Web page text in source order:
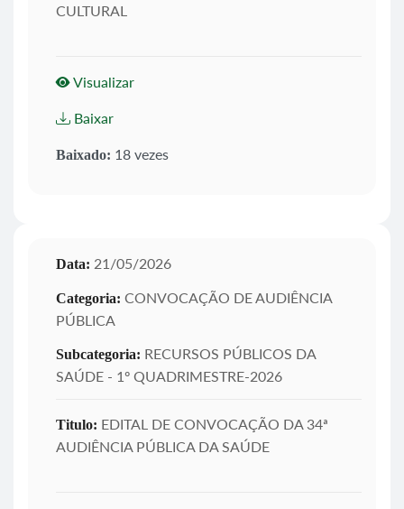
CULTURAL
Visualizar
Baixar
Baixado: 18 vezes
Data: 21/05/2026
Categoria: CONVOCAÇÃO DE AUDIÊNCIA
PÚBLICA
Subcategoria: RECURSOS PÚBLICOS DA
SAÚDE - 1º QUADRIMESTRE-2026
Titulo: EDITAL DE CONVOCAÇÃO DA 34ª
AUDIÊNCIA PÚBLICA DA SAÚDE